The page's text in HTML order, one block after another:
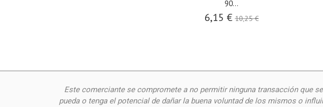
90...
6,15 € 10,25 €
Este comerciante se compromete a no permitir ninguna transacción que
pueda o tenga el potencial de dañar la buena voluntad de los mismos o